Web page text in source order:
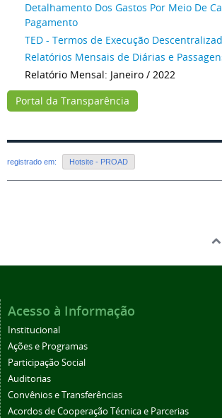
Detalhamento Dos Gastos Por Meio De
Pagamento
TED - Termos de Execução
Relatórios Mensais de Diárias e
Relatório Mensal: Janeiro / 2022
Portal da Transparência
registrado em: Hotsite - PROAD
Acesso à Informação
Institucional
Ações e Programas
Participação Social
Auditorias
Convênios e Transferências
Acordos de Cooperação Técnica e Parcerias